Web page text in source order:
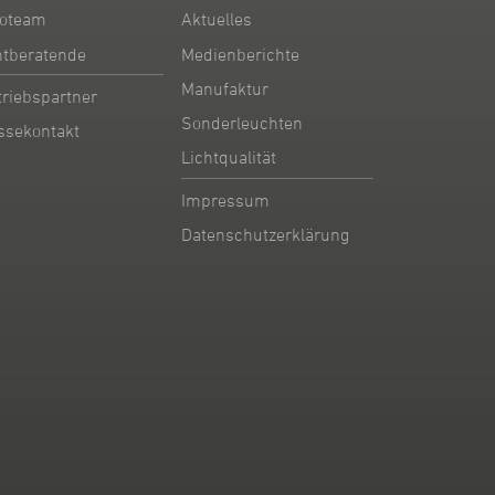
Aktuelles
Medienberichte
Manufaktur
Sonderleuchten
Lichtqualität
Impressum
Datenschutzerklärung